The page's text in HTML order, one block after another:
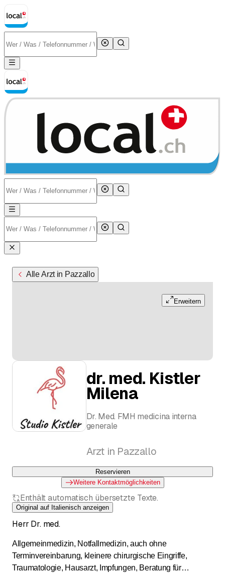
Alle Arzt in Pazzallo
Erweitern
dr. med. Kistler
Milena
Dr. Med. FMH medicina interna
generale
Arzt in Pazzallo
Reservieren
Weitere Kontaktmöglichkeiten
Enthält automatisch übersetzte Texte.
Original auf Italienisch anzeigen
Herr Dr. med.
Allgemeinmedizin, Notfallmedizin, auch ohne
Terminvereinbarung, kleinere chirurgische Eingriffe,
Traumatologie, Hausarzt, Impfungen, Beratung für